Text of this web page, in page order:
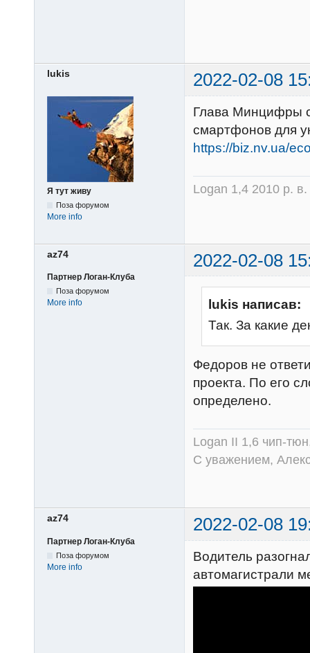
lukis 2022-02-08
Я тут живу
Поза форумом
More info
Глава Минцифры
смартфонов для
https://biz.nv.ua/
Logan 1,4 2010 р.
az74 2022-02-08
Партнер Логан-Клуба
Поза форумом
More info
lukis написав:
Так. За какие
Федоров не
проекта. По его
определено.
Logan II 1,6 чип-
С уважением,
az74 2022-02-08
Партнер Логан-Клуба
Поза форумом
More info
Водитель
автомагистрали